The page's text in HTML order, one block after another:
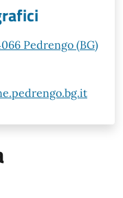
Pedrengo (BG)